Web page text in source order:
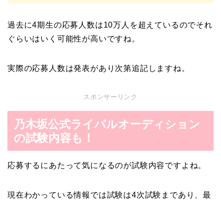
過去に4期生の応募人数は10万人を超えているのでそれ
ぐらいはいく可能性が高いですね。
実際の応募人数は発表があり次第追記しますね。
スポンサーリンク
乃木坂公式ライバルオーディション
の試験内容も！
応募するにあたって気になるのが試験内容ですよね。
現在わかっている情報では試験は4次試験まであり、最